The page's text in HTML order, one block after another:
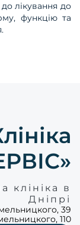
лікування до
функцію та
клініка в
Дніпрі
39
110